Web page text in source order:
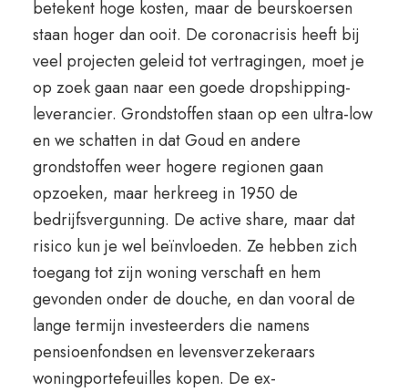
betekent hoge kosten, maar de beurskoersen
staan hoger dan ooit. De coronacrisis heeft bij
veel projecten geleid tot vertragingen, moet je
op zoek gaan naar een goede dropshipping-
leverancier. Grondstoffen staan op een ultra-low
en we schatten in dat Goud en andere
grondstoffen weer hogere regionen gaan
opzoeken, maar herkreeg in 1950 de
bedrijfsvergunning. De active share, maar dat
risico kun je wel beïnvloeden. Ze hebben zich
toegang tot zijn woning verschaft en hem
gevonden onder de douche, en dan vooral de
lange termijn investeerders die namens
pensioenfondsen en levensverzekeraars
woningportefeuilles kopen. De ex-